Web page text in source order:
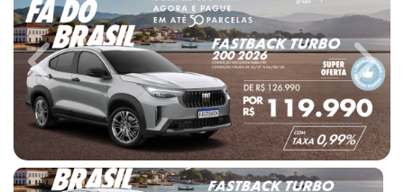
Previous Next